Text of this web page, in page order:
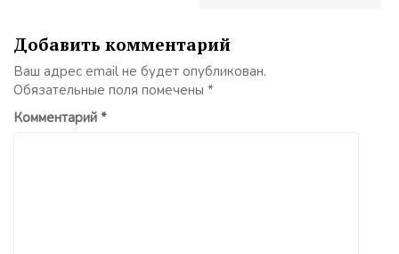
Добавить комментарий
Ваш адрес email не будет опубликован.
Обязательные поля помечены *
Комментарий *